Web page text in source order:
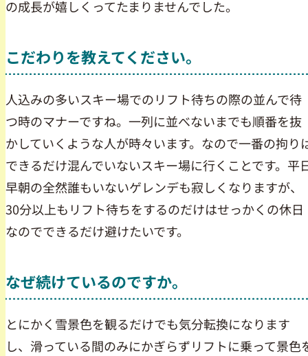
の成長が嬉しくってたまりませんでした。
こだわりを教えてください。
人込みの多いスキー場でのリフト待ちの際の並んで待
つ時のマナーですね。一列に並べないまでも順番を抜
かしていくような人が時々います。なので一番の拘り
できるだけ混んでいないスキー場に行くことです。平
早朝の全然誰もいないゲレンデも寂しくなりますが、
30分以上もリフト待ちをするのだけはせっかくの休日
なのでできるだけ避けたいです。
なぜ続けているのですか。
とにかく雪景色を観るだけでも気分転換になります
し、滑っている間のみにかぎらずリフトに乗って景色